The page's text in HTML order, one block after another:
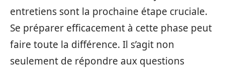
entretiens sont la prochaine étape cruciale.
Se préparer efficacement à cette phase peut
faire toute la différence. Il s’agit non
seulement de répondre aux questions